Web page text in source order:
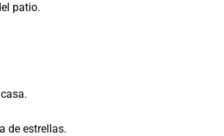
patio.
de estrellas.